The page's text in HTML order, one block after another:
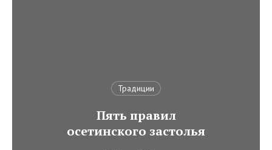
Традиции
Пять правил
осетинского застолья